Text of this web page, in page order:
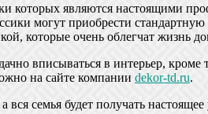
которых являются настоящими
могут приобрести
которые очень облегчат жизнь
вписываться в интерьер,
на сайте компании dekor-td.ru.
вся семья будет получать